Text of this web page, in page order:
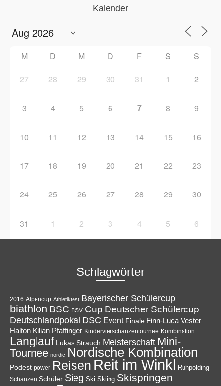
Kalender
M D M D F S S
27 28 29 30 31 1 2
3 4 5 6 7 8 9
10 11 12 13 14 15 16
17 18 19 20 21 22 23
24 25 26 27 28 29 30
31 1 2 3 4 5 6
Schlagwörter
2016 Alpencup Athletiktest Bayerischer Schülercup
biathlon BSC BSV Cup Deutscher Schülercup
Deutschlandpokal DSC Event Finale Finn-Luca Vester
Halton Kilian Pfaffinger Kindervierschanzentournee Kombination
Langlauf Lukas Strauch Meisterschaft Mini-
Tournee nordic Nordische Kombination
Podest power Reisen Reit im Winkl Ruhpolding
Schanzen Schüler Sieg Ski Skiing Skispringen